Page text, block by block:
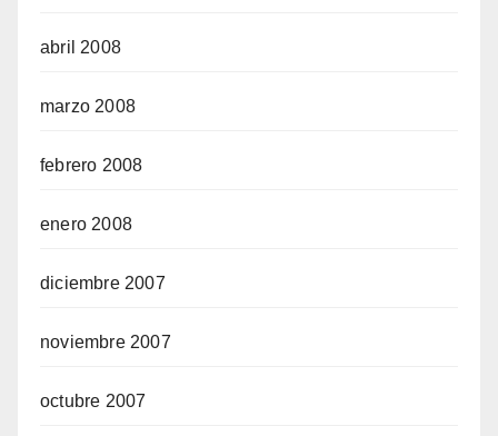
abril 2008
marzo 2008
febrero 2008
enero 2008
diciembre 2007
noviembre 2007
octubre 2007